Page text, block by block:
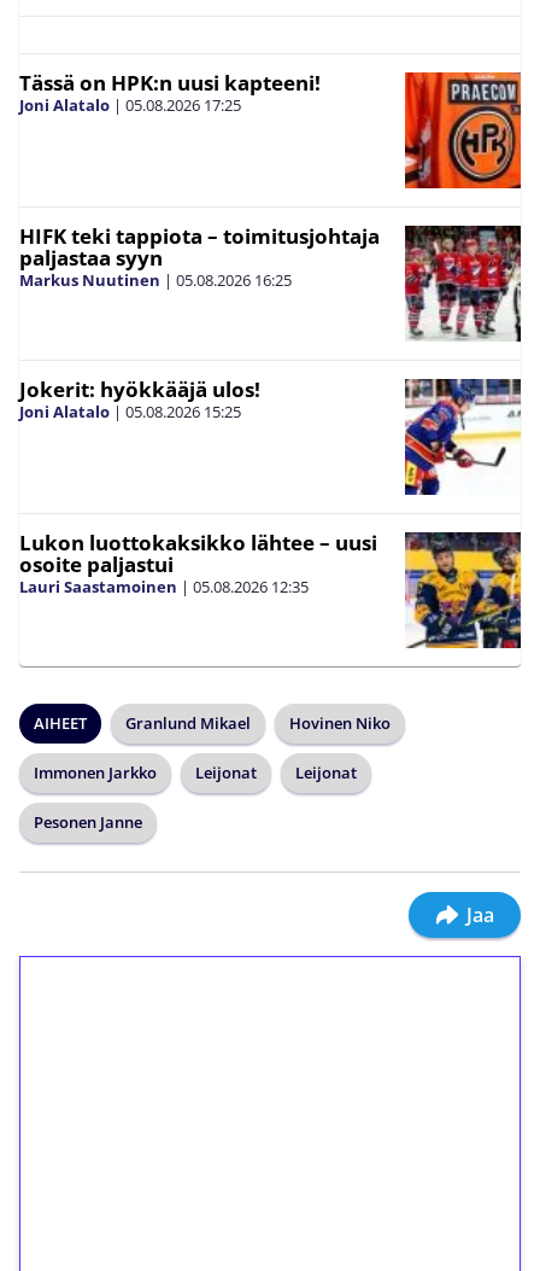
Tässä on HPK:n uusi kapteeni!
Joni Alatalo | 05.08.2026 17:25
HIFK teki tappiota – toimitusjohtaja
paljastaa syyn
Markus Nuutinen | 05.08.2026 16:25
Jokerit: hyökkääjä ulos!
Joni Alatalo | 05.08.2026 15:25
Lukon luottokaksikko lähtee – uusi
osoite paljastui
Lauri Saastamoinen | 05.08.2026 12:35
AIHEET Granlund Mikael Hovinen Niko
Immonen Jarkko Leijonat Leijonat
Pesonen Janne
Jaa